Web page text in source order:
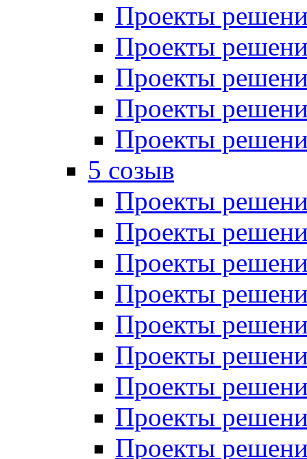
Проекты
Проекты
Проекты
Проекты
Проекты
5 созыв
Проекты
Проекты
Проекты
Проекты
Проекты
Проекты
Проекты
Проекты
Проекты